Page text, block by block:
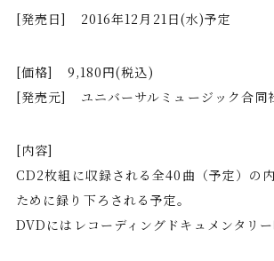
[発売日] 2016年12月21日(水)予定
[価格] 9,180円(税込)
[発売元] ユニバーサルミュージック合同
[内容]
CD2枚組に収録される全40曲（予定）の
ために録り下ろされる予定。
DVDにはレコーディングドキュメンタリー